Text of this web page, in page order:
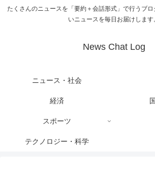
たくさんのニュースを「要約＋会話形式」で行うブ
いニュースを毎日お届けします
News Chat Log
ニュース・社会
経済
スポーツ
テクノロジー・科学